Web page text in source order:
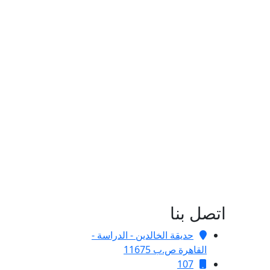
اتصل بنا
حديقة الخالدين - الدراسة -
القاهرة ص.ب 11675
107